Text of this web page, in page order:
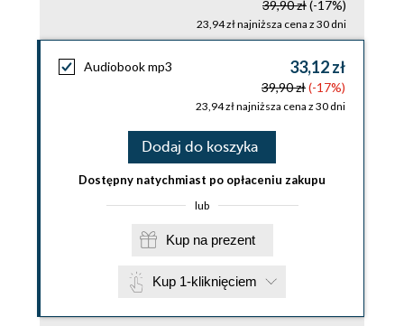
39,90 zł(-17%)
23,94 zł najniższa cena z 30 dni
Audiobook mp3 33,12 zł
39,90 zł(-17%)
23,94 zł najniższa cena z 30 dni
Dodaj do koszyka
Dostępny natychmiast po opłaceniu zakupu
lub
Kup na prezent
Kup 1-kliknięciem